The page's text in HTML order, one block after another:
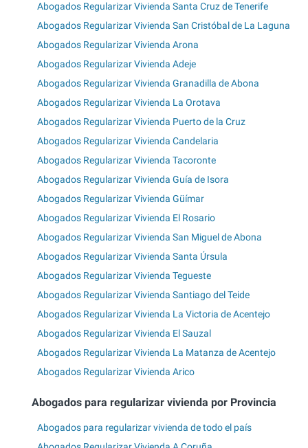
Abogados Regularizar Vivienda Santa Cruz de Tenerife
Abogados Regularizar Vivienda San Cristóbal de La Laguna
Abogados Regularizar Vivienda Arona
Abogados Regularizar Vivienda Adeje
Abogados Regularizar Vivienda Granadilla de Abona
Abogados Regularizar Vivienda La Orotava
Abogados Regularizar Vivienda Puerto de la Cruz
Abogados Regularizar Vivienda Candelaria
Abogados Regularizar Vivienda Tacoronte
Abogados Regularizar Vivienda Guía de Isora
Abogados Regularizar Vivienda Güímar
Abogados Regularizar Vivienda El Rosario
Abogados Regularizar Vivienda San Miguel de Abona
Abogados Regularizar Vivienda Santa Úrsula
Abogados Regularizar Vivienda Tegueste
Abogados Regularizar Vivienda Santiago del Teide
Abogados Regularizar Vivienda La Victoria de Acentejo
Abogados Regularizar Vivienda El Sauzal
Abogados Regularizar Vivienda La Matanza de Acentejo
Abogados Regularizar Vivienda Arico
Abogados para regularizar vivienda por Provincia
Abogados para regularizar vivienda de todo el país